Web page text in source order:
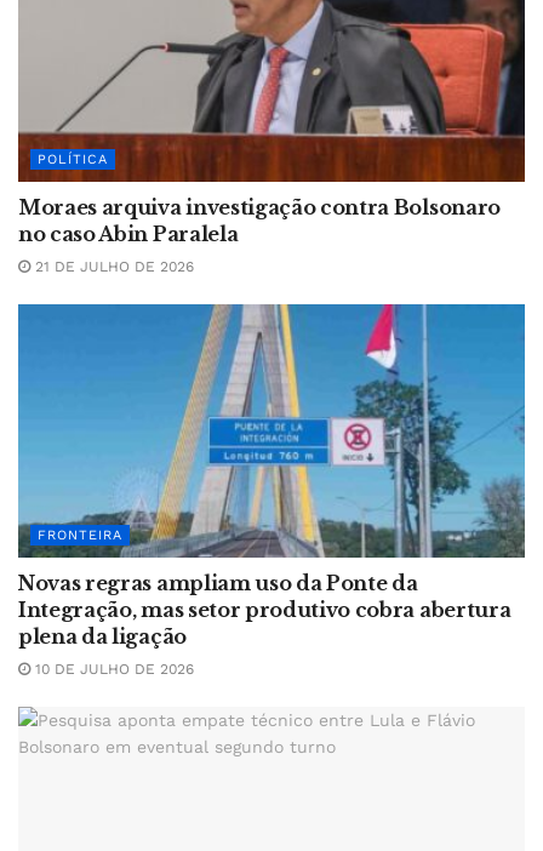
POLÍTICA
Moraes arquiva investigação contra Bolsonaro
no caso Abin Paralela
21 DE JULHO DE 2026
FRONTEIRA
Novas regras ampliam uso da Ponte da
Integração, mas setor produtivo cobra abertura
plena da ligação
10 DE JULHO DE 2026